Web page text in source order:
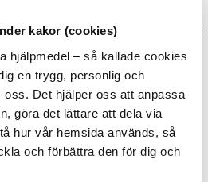
kakor (cookies)
hjälpmedel – så kallade cookies
en trygg, personlig och
oss. Det hjälper oss att anpassa
göra det lättare att dela via
hur vår hemsida används, så
och förbättra den för dig och
påverkar oss och vi måste ibland ta
helt annan farkost än vi först tänkte.
till och känner att du behöver
för att vara sockerfri än vad vi
samtalet. Därför har vi skapat en
och håller om under lång tid. I det
du att få våra förslag hur du kan
oss om du behöver!